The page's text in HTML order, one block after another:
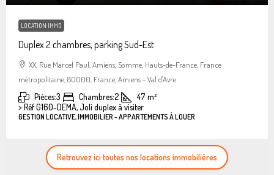
LOCATION IMMO
Duplex 2 chambres, parking Sud-Est
XX, Rue Marcel Paul, Amiens, Somme, Hauts-de-France, France
métropolitaine, 80000, France, Amiens - Val d'Avre
Pièces:3 Chambres:2 47 m²
>:Réf G160-DEMA, Joli duplex à visiter
GESTION LOCATIVE, IMMOBILIER - APPARTEMENTS À LOUER
Retrouvez ici toutes nos locations immobilières